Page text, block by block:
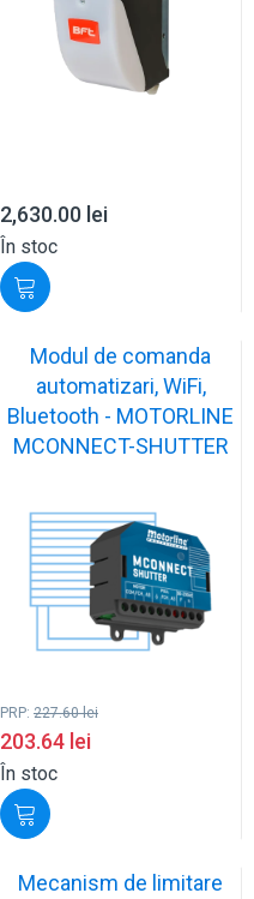
2,630.00 lei
În stoc
Modul de comanda
automatizari, WiFi,
Bluetooth - MOTORLINE
MCONNECT-SHUTTER
PRP: 227.60lei
203.64 lei
În stoc
Mecanism de limitare